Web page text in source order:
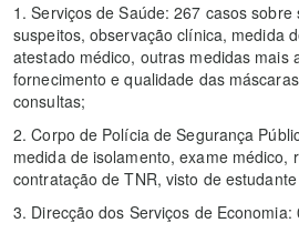
1. Serviços de Saúde: 267 casos sobre
suspeitos, observação clínica, medida
atestado médico, outras medidas mais
fornecimento e qualidade das
consultas;
2. Corpo de Polícia de Segurança
medida de isolamento, exame médico,
contratação de TNR, visto de
3. Direcção dos Serviços de Economia: